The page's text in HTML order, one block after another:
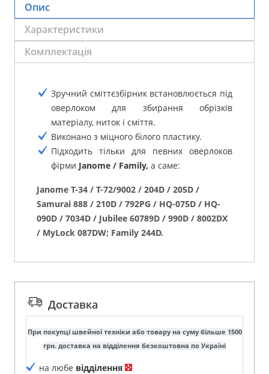
Опис
Характеристики
Комплектація
Зручний сміттєзбірник встановлюється під
оверлоком для збирання обрізків
матеріалу, ниток і сміття.
Виконано з міцного білого пластику.
Підходить тільки для певних оверлоков
фірми Janome / Family, а саме:
Janome T-34 / T-72/9002 / 204D / 205D /
Samurai 888 / 210D / 792PG / HQ-075D / HQ-
090D / 7034D / Jubilee 60789D / 990D / 8002DX
/ MyLock 087DW; Family 244D.
Доставка
При покупці швейної техніки або товару на суму більше 1500
грн. доставка на відділення безкоштовна по Україні
на любе відділення